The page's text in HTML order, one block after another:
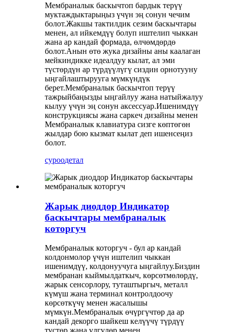
Мембраналык баскычтоп бардык терүү
муктаждыктарыңыз үчүн эң сонун чечим
болот.Жакшы тактилдик сезим баскычтары
менен, ал ийкемдүү болуп иштелип чыккан
жана ар кандай формада, өлчөмдөрдө
болот.Анын өтө жука дизайны аны каалаган
мейкиндикке идеалдуу кылат, ал эми
түстөрдүн ар түрдүүлүгү сиздин орнотууну
ыңгайлаштырууга мүмкүндүк
берет.Мембраналык баскычтоп терүү
тажрыйбаңызды ыңгайлуу жана натыйжалуу
кылуу үчүн эң сонун аксессуар.Ишенимдүү
конструкциясы жана саркеч дизайны менен
Мембраналык клавиатура сизге көптөгөн
жылдар бою кызмат кылат деп ишенсеңиз
болот.
суроодетал
Жарык диоддор Индикатор
баскычтары мембраналык
которгуч
Мембраналык которгуч - бул ар кандай
колдонмолор үчүн иштелип чыккан
ишенимдүү, колдонуучуга ыңгайлуу.Биздин
мембранан кыймылдаткыч, көрсөтмөлөрдү,
жарык сенсорлору, туташтыргыч, металл
күмүш жана терминал контролдоочу
көрсөткүчү менен жасалышы
мүмкүн.Мембраналык өчүргүчтөр да ар
кандай декорго шайкеш келүүчү түрдүү